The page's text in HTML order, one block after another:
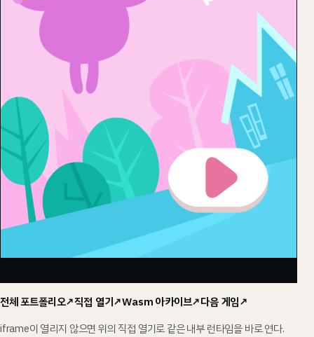
전체 포트폴리오↗직접 열기↗Wasm아카이브↗다음 게임↗
iframe이 열리지 않으면 위의 직접 열기로 같은 내부 런타임을 바로 연다.